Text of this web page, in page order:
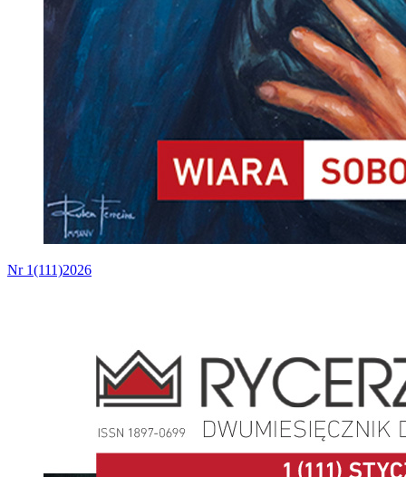
Nr 1(111)2026